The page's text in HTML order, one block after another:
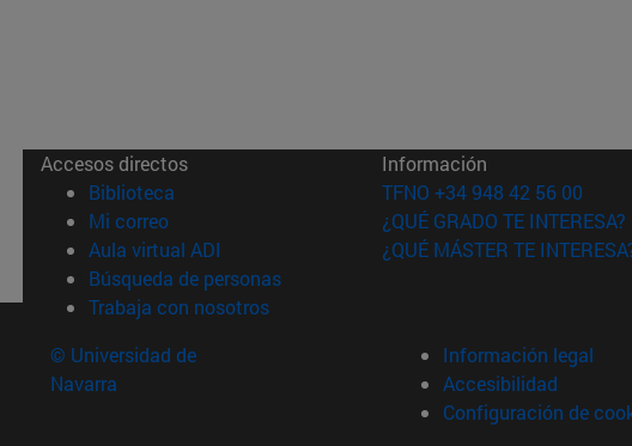
Accesos directos
Biblioteca (abre en nueva ventana)
Mi correo(abre en nueva ventana)
Aula virtual ADI (abre en nueva ventana)
Búsqueda de personas(abre en nueva ventana)
Trabaja con nosotros(abre en nueva ventana)
Información
TFNO +34 948 42 56 00
¿QUÉ GRADO TE INTERESA?
¿QUÉ MÁSTER TE
© Universidad de
Navarra
Información legal
Accesibilidad
Configuración de